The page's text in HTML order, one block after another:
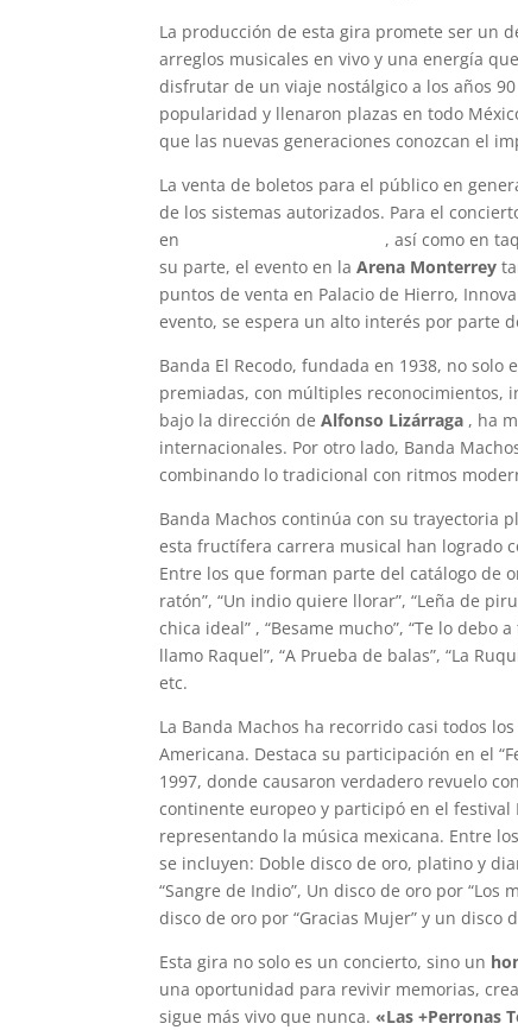
La producción de esta gira promete ser un
arreglos musicales en vivo y una energía
disfrutar de un viaje nostálgico a los años
popularidad y llenaron plazas en todo
que las nuevas generaciones conozcan el
La venta de boletos para el público en
de los sistemas autorizados. Para el
en
, así como en
su parte, el evento en laArena Monterrey
puntos de venta en Palacio de Hierro,
evento, se espera un alto interés por parte
Banda El Recodo, fundada en 1938, no
premiadas, con múltiples reconocimientos,
bajo la dirección deAlfonso Lizárraga , ha
internacionales. Por otro lado, Banda
combinando lo tradicional con ritmos
Banda Machos continúa con su trayectoria
esta fructífera carrera musical han logrado
Entre los que forman parte del catálogo de
ratón”, “Un indio quiere llorar”, “Leña de
chica ideal” , “Besame mucho”, “Te lo debo
llamo Raquel”, “A Prueba de balas”, “La
etc.
La Banda Machos ha recorrido casi todos
Americana. Destaca su participación en el
1997, donde causaron verdadero revuelo
continente europeo y participó en el festival
representando la música mexicana. Entre
se incluyen: Doble disco de oro, platino y
“Sangre de Indio”, Un disco de oro por “Los
disco de oro por “Gracias Mujer” y un disco
Esta gira no solo es un concierto, sino un
una oportunidad para revivir memorias,
sigue más vivo que nunca. «Las +Perronas